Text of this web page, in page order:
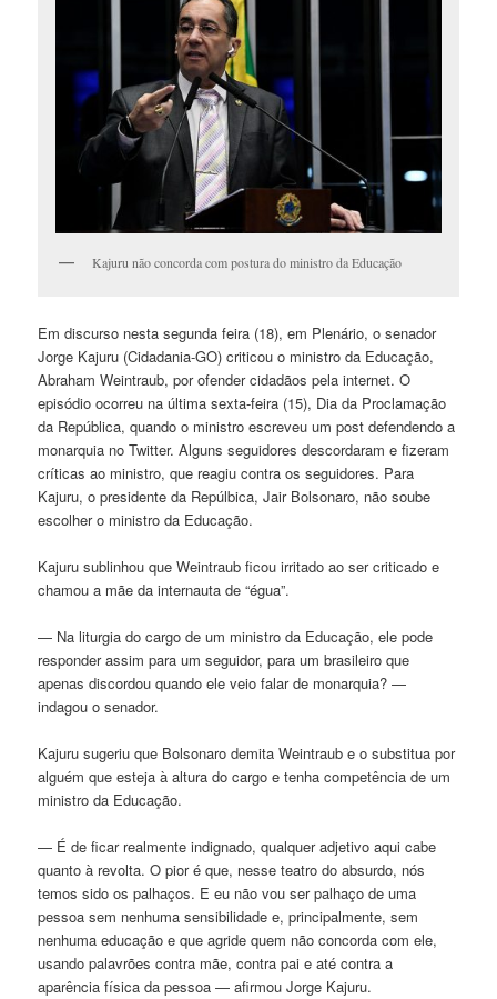
Kajuru não concorda com postura do ministro da Educação
Em discurso nesta segunda feira (18), em Plenário, o senador
Jorge Kajuru (Cidadania-GO) criticou o ministro da Educação,
Abraham Weintraub, por ofender cidadãos pela internet. O
episódio ocorreu na última sexta-feira (15), Dia da Proclamação
da República, quando o ministro escreveu um post defendendo a
monarquia no Twitter. Alguns seguidores descordaram e fizeram
críticas ao ministro, que reagiu contra os seguidores. Para
Kajuru, o presidente da Repúlbica, Jair Bolsonaro, não soube
escolher o ministro da Educação.
Kajuru sublinhou que Weintraub ficou irritado ao ser criticado e
chamou a mãe da internauta de “égua”.
— Na liturgia do cargo de um ministro da Educação, ele pode
responder assim para um seguidor, para um brasileiro que
apenas discordou quando ele veio falar de monarquia? —
indagou o senador.
Kajuru sugeriu que Bolsonaro demita Weintraub e o substitua por
alguém que esteja à altura do cargo e tenha competência de um
ministro da Educação.
— É de ficar realmente indignado, qualquer adjetivo aqui cabe
quanto à revolta. O pior é que, nesse teatro do absurdo, nós
temos sido os palhaços. E eu não vou ser palhaço de uma
pessoa sem nenhuma sensibilidade e, principalmente, sem
nenhuma educação e que agride quem não concorda com ele,
usando palavrões contra mãe, contra pai e até contra a
aparência física da pessoa — afirmou Jorge Kajuru.